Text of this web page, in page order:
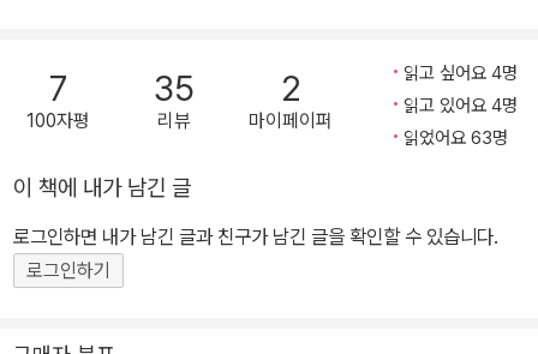
는 것입니다. 이 책에서는 아이의 행동이 서툴고 부족하지만 결코 주
눅 들거나 움츠려들지 않습니다. 오히려 스스로 자신이 하는 행동을
자랑스럽게 여기고 자신이 좋다고 말합니다. <나는 내가 좋아요>를
생각하며 자신감을 기를 수 있을 것입니다. '나는 내가 좋아요! 내가
좋아요!' 반복하며 행복해지는 마법의 주문 한 사람이 매일 아침 거울
을 보면서 웃는 표정을 연습했더니 실제로 긍정적인 생각을 하게 되
를 긍정적으로 보면 사고의 폭이 넓어지며 여유롭고 편안한 태도를
7
100자평
35
리뷰
2
마이페이퍼
읽고 싶어요 4명
읽고 있어요 4명
읽었어요 63명
이 책에 내가 남긴 글
로그인하면 내가 남긴 글과 친구가 남긴 글을 확인할 수 있습니다.
로그인하기